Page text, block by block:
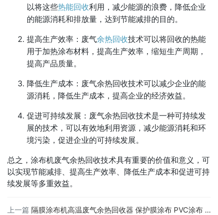
以将这些热能回收利用，减少能源的浪费，降低企业
的能源消耗和排放量，达到节能减排的目的。
提高生产效率：废气余热回收技术可以将回收的热能
用于加热涂布材料，提高生产效率，缩短生产周期，
提高产品质量。
降低生产成本：废气余热回收技术可以减少企业的能
源消耗，降低生产成本，提高企业的经济效益。
促进可持续发展：废气余热回收技术是一种可持续发
展的技术，可以有效地利用资源，减少能源消耗和环
境污染，促进企业的可持续发展。
总之，涂布机废气余热回收技术具有重要的价值和意义，可
以实现节能减排、提高生产效率、降低生产成本和促进可持
续发展等多重效益。
上一篇 隔膜涂布机高温废气余热回收器 保护膜涂布 PVC涂布 废气热回收